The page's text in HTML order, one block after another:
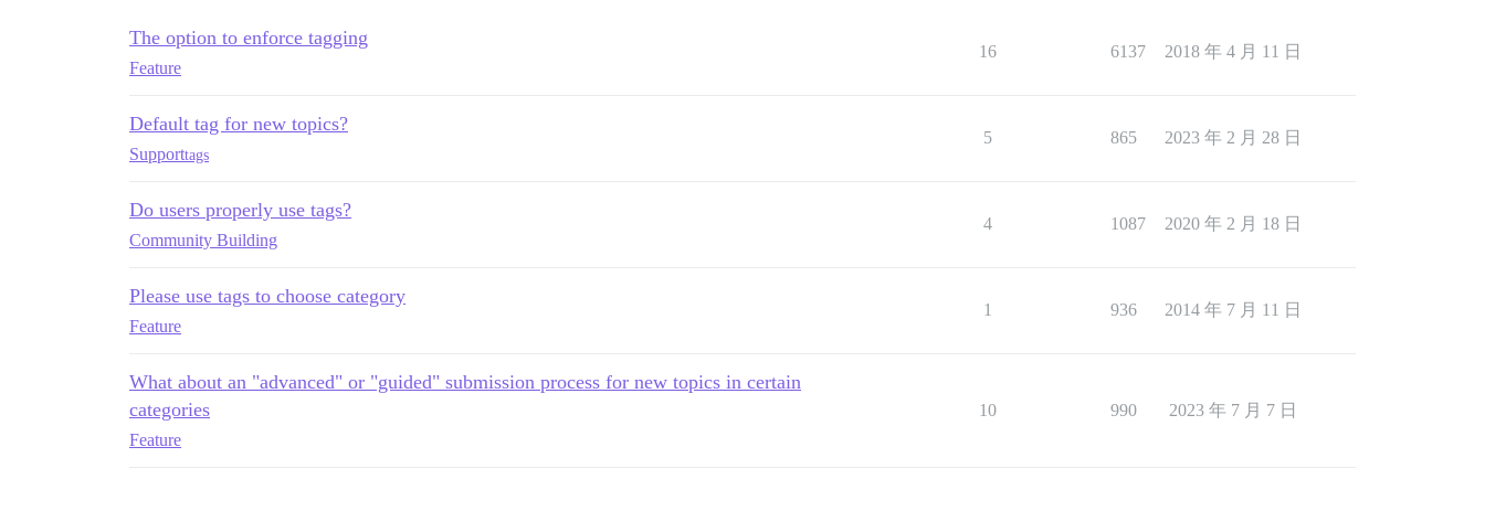
The option to enforce tagging
Feature
16 6137 2018 年 4 月 11 日
Default tag for new topics?
Supporttags
5 865 2023 年 2 月 28 日
Do users properly use tags?
Community Building
4 1087 2020 年 2 月 18 日
Please use tags to choose category
Feature
1 936 2014 年 7 月 11 日
What about an "advanced" or "guided" submission process for new topics in certain
categories
Feature
10 990 2023 年 7 月 7 日